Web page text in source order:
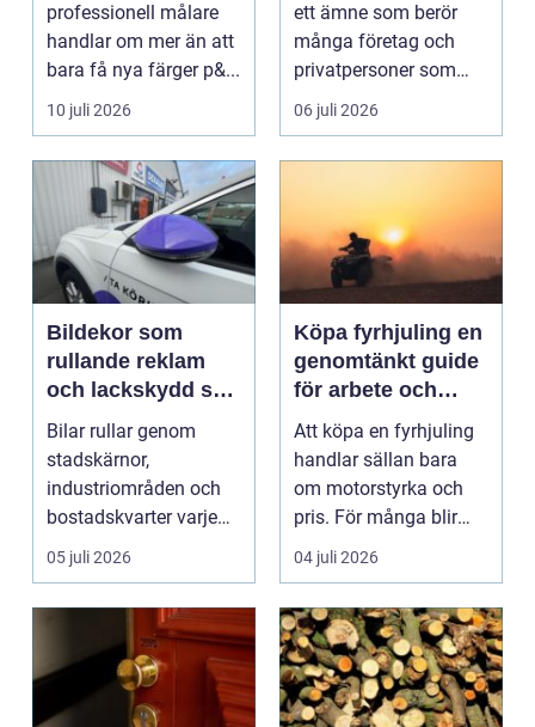
professionell målare
handlar om mer än att
bara få nya färger p&...
10 juli 2026
ett ämne som berör
många företag och
privatpersoner som
behöver driftsäkra
mas...
06 juli 2026
Bildekor som
rullande reklam
och lackskydd så
tänker man smart
Bilar rullar genom
stadskärnor,
industriområden och
bostadskvarter varje
dag. Många företag
betalar ...
05 juli 2026
Köpa fyrhjuling en
genomtänkt guide
för arbete och
fritid
Att köpa en fyrhjuling
handlar sällan bara
om motorstyrka och
pris. För många blir
maskinen ett vikt...
04 juli 2026